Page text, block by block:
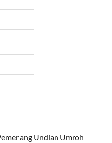
Undian Umroh